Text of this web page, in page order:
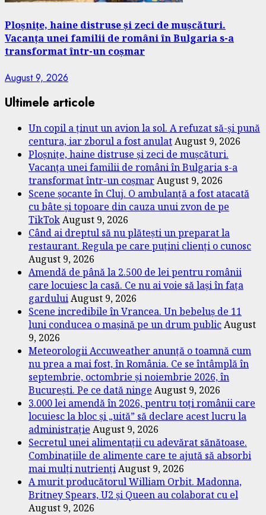
Ploșnițe, haine distruse și zeci de mușcături.
Vacanța unei familii de români în Bulgaria s-a
transformat într-un coșmar
August 9, 2026
Ultimele articole
Un copil a ținut un avion la sol. A refuzat să-și pună
centura, iar zborul a fost anulatAugust 9, 2026
Ploșnițe, haine distruse și zeci de mușcături.
Vacanța unei familii de români în Bulgaria s-a
transformat într-un coșmarAugust 9, 2026
Scene șocante în Cluj. O ambulanță a fost atacată
cu bâte și topoare din cauza unui zvon de pe
TikTokAugust 9, 2026
Când ai dreptul să nu plătești un preparat la
restaurant. Regula pe care puțini clienți o cunosc
August 9, 2026
Amendă de până la 2.500 de lei pentru românii
care locuiesc la casă. Ce nu ai voie să lași în fața
garduluiAugust 9, 2026
Scene incredibile în Vrancea. Un bebeluș de 11
luni conducea o mașină pe un drum publicAugust
9, 2026
Meteorologii Accuweather anunță o toamnă cum
nu prea a mai fost, în România. Ce se întâmplă în
septembrie, octombrie și noiembrie 2026, în
București. Pe ce dată ninge August 9, 2026
3.000 lei amendă în 2026, pentru toți românii care
locuiesc la bloc și „uită” să declare acest lucru la
administrație August 9, 2026
Secretul unei alimentații cu adevărat sănătoase.
Combinațiile de alimente care te ajută să absorbi
mai mulți nutriențiAugust 9, 2026
A murit producătorul William Orbit. Madonna,
Britney Spears, U2 și Queen au colaborat cu el
August 9, 2026